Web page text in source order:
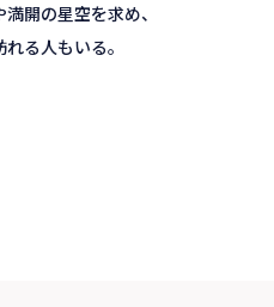
開の星空を求め、
る人もいる。